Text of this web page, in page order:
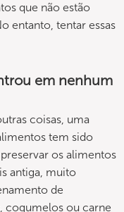
que não estão
entanto, tentar essas
em nenhum
coisas, uma
tem sido
os alimentos
antiga, muito
de
cogumelos ou carne